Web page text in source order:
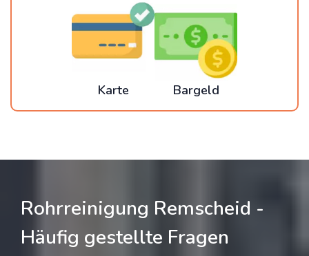
Karte Bargeld
Rohrreinigung Remscheid -
Häufig gestellte Fragen